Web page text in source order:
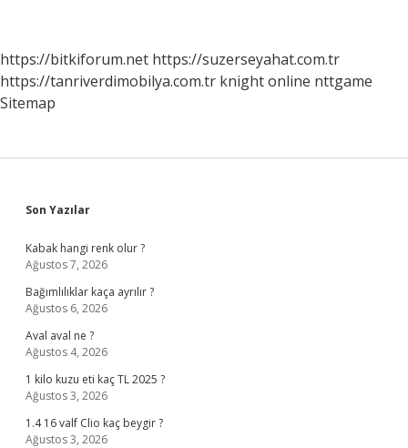
https://bitkiforum.net https://suzerseyahat.com.tr
https://tanriverdimobilya.com.tr knight online nttgame
Sitemap
Sidebar
Son Yazılar
Kabak hangi renk olur ?
Ağustos 7, 2026
Bağımlılıklar kaça ayrılır ?
Ağustos 6, 2026
Aval aval ne ?
Ağustos 4, 2026
1 kilo kuzu eti kaç TL 2025 ?
Ağustos 3, 2026
1.4 16 valf Clio kaç beygir ?
Ağustos 3, 2026